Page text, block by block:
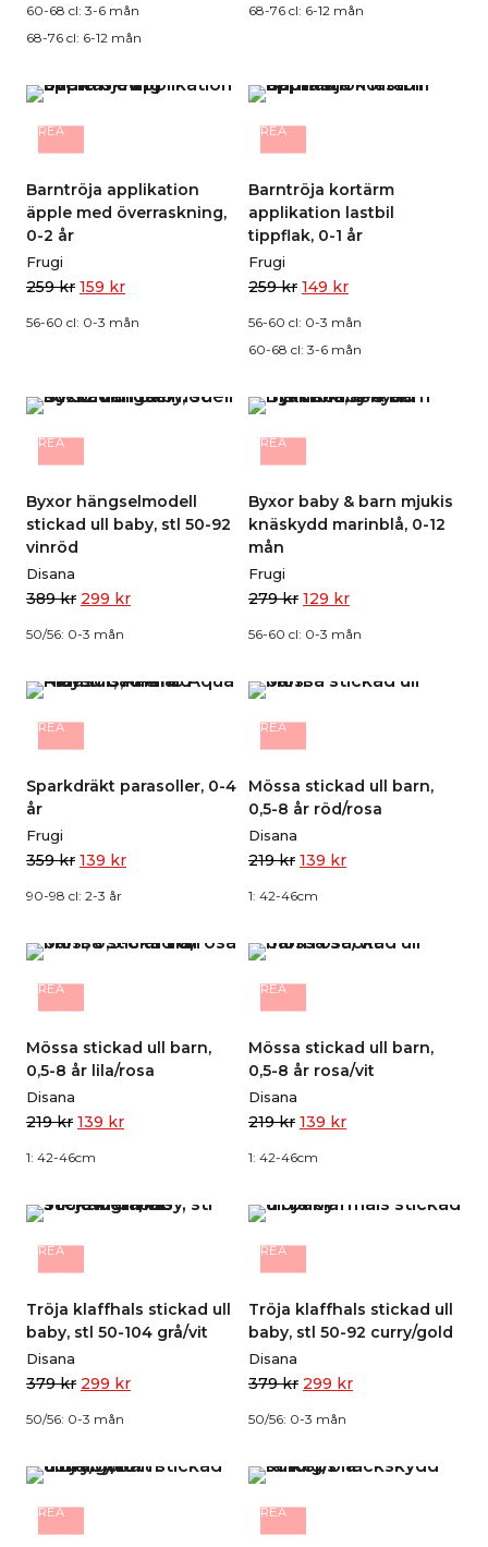
60-68 cl: 3-6 mån
68-76 cl: 6-12 mån
68-76 cl: 6-12 mån
REA
Barntröja applikation
äpple med överraskning,
0-2 år
Frugi
259kr 159 kr
56-60 cl: 0-3 mån
REA
Barntröja kortärm
applikation lastbil
tippflak, 0-1 år
Frugi
259kr 149 kr
56-60 cl: 0-3 mån
60-68 cl: 3-6 mån
REA
Byxor hängselmodell
stickad ull baby, stl 50-92
vinröd
Disana
389kr 299 kr
50/56: 0-3 mån
REA
Byxor baby & barn mjukis
knäskydd marinblå, 0-12
mån
Frugi
279kr 129 kr
56-60 cl: 0-3 mån
REA
Sparkdräkt parasoller, 0-4
år
Frugi
359kr 139 kr
90-98 cl: 2-3 år
REA
Mössa stickad ull barn,
0,5-8 år röd/rosa
Disana
219kr 139 kr
1: 42-46cm
REA
Mössa stickad ull barn,
0,5-8 år lila/rosa
Disana
219kr 139 kr
1: 42-46cm
REA
Mössa stickad ull barn,
0,5-8 år rosa/vit
Disana
219kr 139 kr
1: 42-46cm
REA
Tröja klaffhals stickad ull
baby, stl 50-104 grå/vit
Disana
379kr 299 kr
50/56: 0-3 mån
REA
Tröja klaffhals stickad ull
baby, stl 50-92 curry/gold
Disana
379kr 299 kr
50/56: 0-3 mån
REA REA